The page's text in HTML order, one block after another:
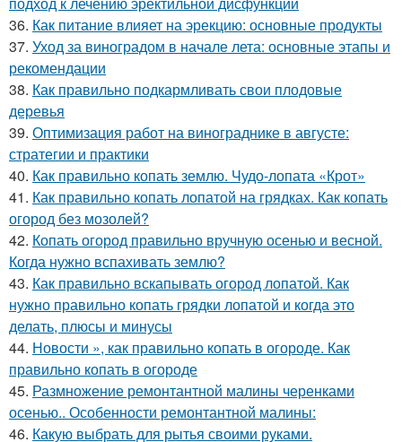
36. Как питание влияет на эрекцию: основные продукты
37. Уход за виноградом в начале лета: основные этапы и
рекомендации
38. Как правильно подкармливать свои плодовые
деревья
39. Оптимизация работ на винограднике в августе:
стратегии и практики
40. Как правильно копать землю. Чудо-лопата «Крот»
41. Как правильно копать лопатой на грядках. Как копать
огород без мозолей?
42. Копать огород правильно вручную осенью и весной.
Когда нужно вспахивать землю?
43. Как правильно вскапывать огород лопатой. Как
нужно правильно копать грядки лопатой и когда это
делать, плюсы и минусы
44. Новости », как правильно копать в огороде. Как
правильно копать в огороде
45. Размножение ремонтантной малины черенками
осенью.. Особенности ремонтантной малины:
46. Какую выбрать для рытья своими руками.